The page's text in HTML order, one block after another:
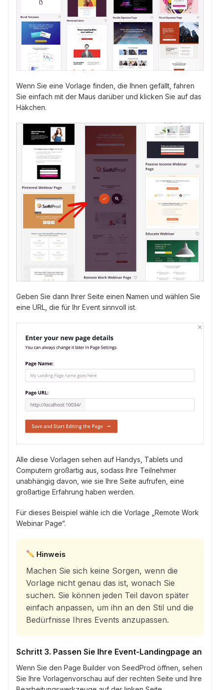
Wenn Sie eine Vorlage finden, die Ihnen gefällt, fahren
Sie einfach mit der Maus darüber und klicken Sie auf das
Häkchen.
Geben Sie dann Ihrer Seite einen Namen und wählen Sie
eine URL, die für Ihr Event sinnvoll ist.
Alle diese Vorlagen sehen auf Handys, Tablets und
Computern großartig aus, sodass Ihre Teilnehmer
unabhängig davon, wie sie Ihre Seite aufrufen, eine
großartige Erfahrung haben werden.
Für dieses Beispiel wähle ich die Vorlage „Remote Work
Webinar Page“.
Hinweis
Machen Sie sich keine Sorgen, wenn die
Vorlage nicht genau das ist, wonach Sie
suchen. Sie können jeden Teil davon später
einfach anpassen, um ihn an den Stil und die
Bedürfnisse Ihres Events anzupassen.
Schritt 3. Passen Sie Ihre Event-Landingpage an
Wenn Sie den Page Builder von SeedProd öffnen, sehen
Sie Ihre Vorlagenvorschau auf der rechten Seite und Ihre